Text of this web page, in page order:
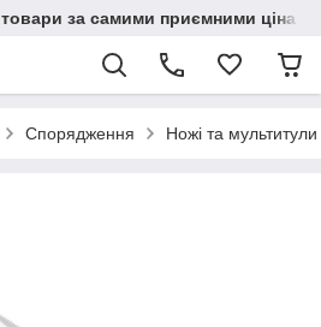
товари за самими приємними
Спорядження Ножі та мультитули